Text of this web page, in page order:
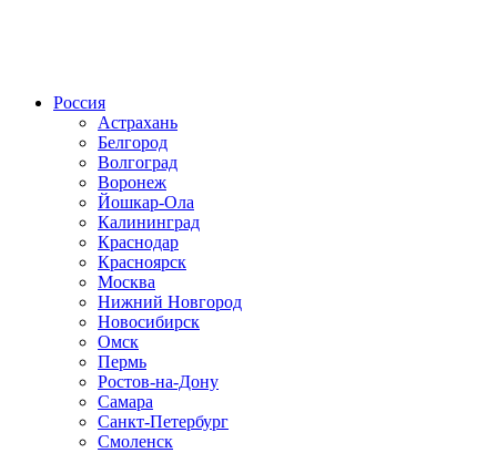
Россия
Астрахань
Белгород
Волгоград
Воронеж
Йошкар-Ола
Калининград
Краснодар
Красноярск
Москва
Нижний Новгород
Новосибирск
Омск
Пермь
Ростов-на-Дону
Самара
Санкт-Петербург
Смоленск